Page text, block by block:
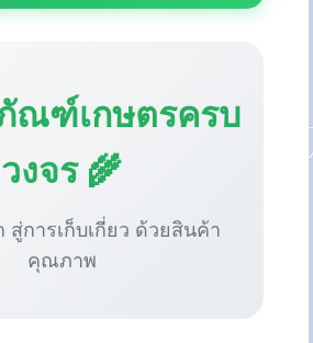
ณฑ์เกษตรครบ
วงจร 🌾
สู่การเก็บเกี่ยว ด้วยสินค้า
คุณภาพ